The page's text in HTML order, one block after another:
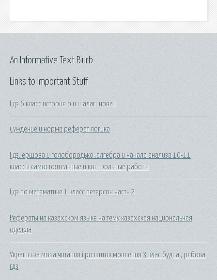
Links to Important Stuff
Гдз 6 класс история о и шалагинова i
Суждение и норма реферат логика
Гдз. ершова и голобородько .алгебра и начала анализа 10-11
классы.самостоятельные и контрольные работы
Гдз по математике 1 класс петерсон часть 2
Рефераты на казахском языке на тему казахская национальная
одежда
Українська мова читання і розвиток мовлення 3 клас будна , рябова
гдз
An Informative Text Blurb